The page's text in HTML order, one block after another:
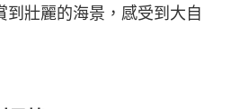
壯麗的海景，感受到大自